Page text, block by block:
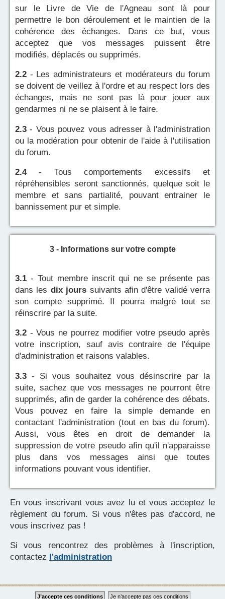
sur le Livre de Vie de l'Agneau sont là pour
permettre le bon déroulement et le maintien de la
cohérence des échanges. Dans ce but, vous
acceptez que vos messages puissent être
modifiés, déplacés ou supprimés.
2.2 - Les administrateurs et modérateurs du forum
se doivent de veillez à l'ordre et au respect lors des
échanges, mais ne sont pas là pour jouer aux
gendarmes ni ne se plaisent à le faire.
2.3 - Vous pouvez vous adresser à l'administration
ou la modération pour obtenir de l'aide à l'utilisation
du forum.
2.4- Tous comportements excessifs et
répréhensibles seront sanctionnés, quelque soit le
membre et sans partialité, pouvant entrainer le
bannissement pur et simple.
3 - Informations sur votre compte
3.1 - Tout membre inscrit qui ne se présente pas
dans les dix jours suivants afin d'être validé verra
son compte supprimé. Il pourra malgré tout se
réinscrire par la suite.
3.2 - Vous ne pourrez modifier votre pseudo après
votre inscription, sauf avis contraire de l'équipe
d'administration et raisons valables.
3.3 - Si vous souhaitez vous désinscrire par la
suite, sachez que vos messages ne pourront être
supprimés, afin de garder la cohérence des débats.
Vous pouvez en faire la simple demande en
contactant l'administration (tout en bas du forum).
Aussi, vous êtes en droit de demander la
suppression de votre pseudo afin qu'il n'apparaisse
plus dans vos messages ainsi que toutes
informations pouvant vous identifier.
En vous inscrivant vous avez lu et vous acceptez le
règlement du forum. Si vous n'êtes pas d'accord, ne
vous inscrivez pas !
Si vous rencontrez des problèmes à l'inscription,
contactez l'administration